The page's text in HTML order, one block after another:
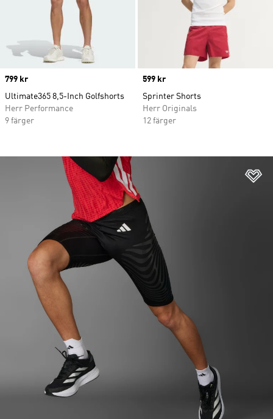
Price
799 kr
Ultimate365 8,5-Inch Golfshorts
Herr Performance
9 färger
Price
599 kr
Sprinter Shorts
Herr Originals
12 färger